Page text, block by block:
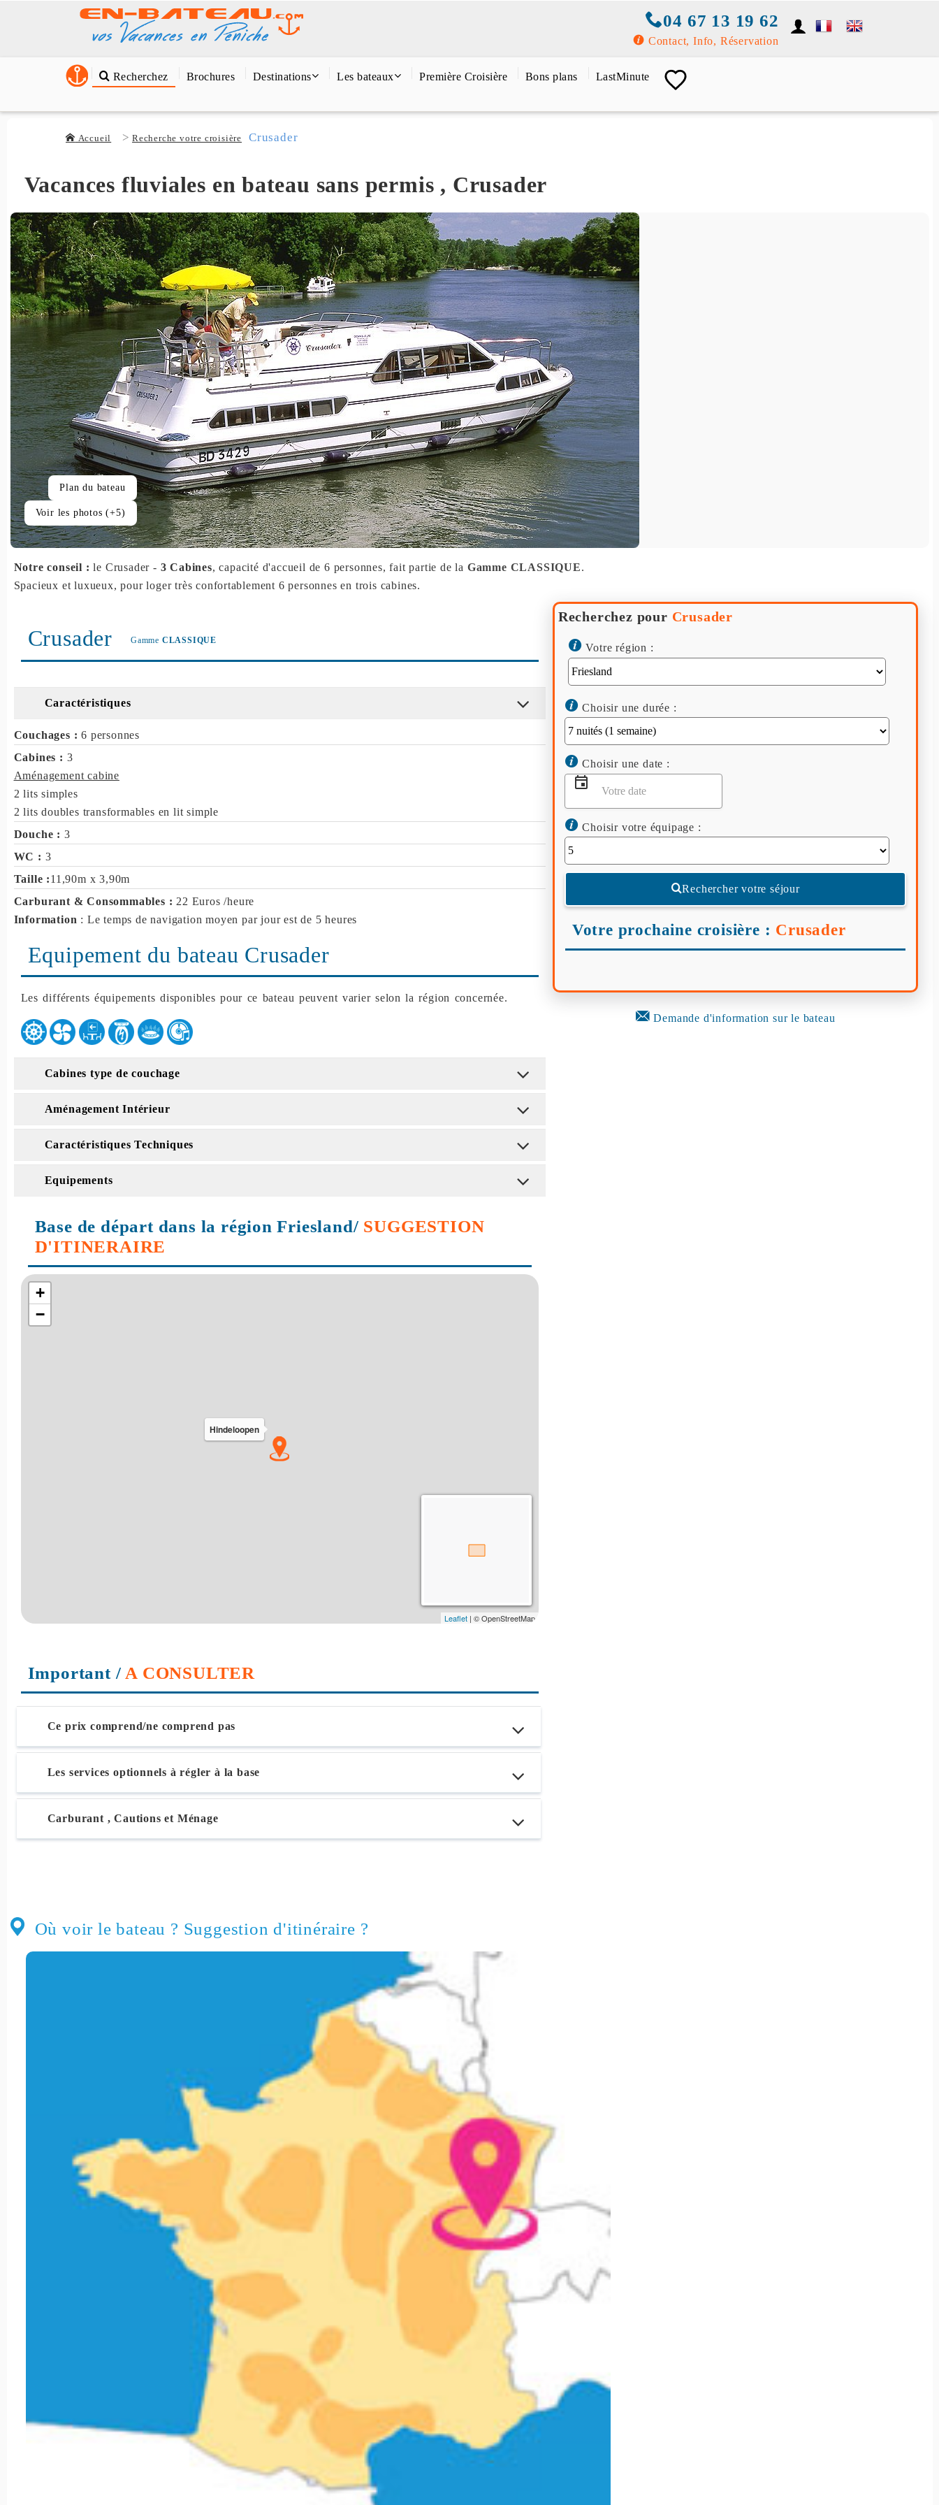
04 67 13 19 62
Contact, Info, Réservation
Recherchez Brochures Destinations Les bateaux Première Croisière Bons plans LastMinute
Accueil Recherche votre croisière Crusader
Vacances fluviales en bateau sans permis , Crusader
Plan du bateau
Voir les photos (+5)
Notre conseil :le Crusader - 3 Cabines, capacité d'accueil de 6 personnes, fait partie de la Gamme CLASSIQUE.
Spacieux et luxueux, pour loger très confortablement 6 personnes en trois cabines.
Crusader Gamme CLASSIQUE
Caractéristiques
Couchages : 6 personnes
Cabines : 3
Aménagement cabine
2 lits simples
2 lits doubles transformables en lit simple
Douche : 3
WC : 3
Taille :11,90m x 3,90m
Carburant & Consommables : 22 Euros /heure
Information : Le temps de navigation moyen par jour est de 5 heures
Equipement du bateau Crusader
Les différents équipements disponibles pour ce bateau peuvent varier selon la région concernée.
Cabines type de couchage
Aménagement Intérieur
Caractéristiques Techniques
Equipements
Base de départ dans la région Friesland/ SUGGESTION
D'ITINERAIRE
Important/ A CONSULTER
Ce prix comprend/ne comprend pas
Les services optionnels à régler à la base
Carburant , Cautions et Ménage
Recherchez pour Crusader
Votre région :
Choisir une durée :
Choisir une date :
Choisir votre équipage :
Rechercher votre séjour
Votre prochaine croisière : Crusader
Demande d'information sur le bateau
Où voir le bateau ? Suggestion d'itinéraire ?